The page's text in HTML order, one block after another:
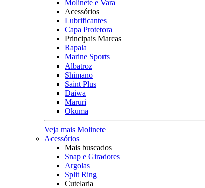
Molinete e Vara
Acessórios
Lubrificantes
Capa Protetora
Principais Marcas
Rapala
Marine Sports
Albatroz
Shimano
Saint Plus
Daiwa
Maruri
Okuma
Veja mais Molinete
Acessórios
Mais buscados
Snap e Giradores
Argolas
Split Ring
Cutelaria